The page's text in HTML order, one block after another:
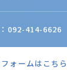
092-414-6626
ォームはこちら